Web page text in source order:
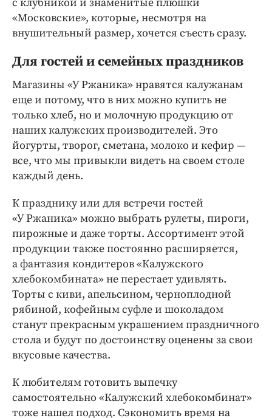
«Московские», которые, несмотря на
внушительный размер, хочется съесть сразу.
Для гостей и семейных праздников
Магазины «У Ржаника» нравятся калужанам
еще и потому, что в них можно купить не
только хлеб, но и молочную продукцию от
наших калужских производителей. Это
йогурты, творог, сметана, молоко и кефир —
все, что мы привыкли видеть на своем столе
каждый день.
К празднику или для встречи гостей
«У Ржаника» можно выбрать рулеты, пироги,
пирожные и даже торты. Ассортимент этой
продукции также постоянно расширяется,
а фантазия кондитеров «Калужского
хлебокомбината» не перестает удивлять.
Торты с киви, апельсином, черноплодной
рябиной, кофейным суфле и шоколадом
станут прекрасным украшением праздничного
стола и будут по достоинству оценены за свои
вкусовые качества.
К любителям готовить выпечку
самостоятельно «Калужский хлебокомбинат»
тоже нашел подход. Сэкономить время на